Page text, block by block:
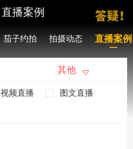
直播案例
茄子约拍 拍摄动态 直播案例
其他
视频直播
图文直播